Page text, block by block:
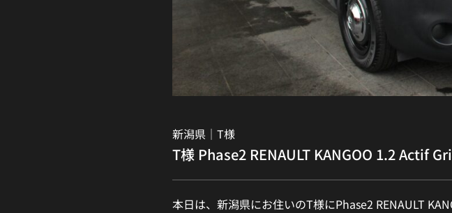
新潟県｜ T様
T様 Phase2 RENAULT KANGOO 1.2 Actif
本日は、新潟県にお住いのT様にPhase2 RENAULT